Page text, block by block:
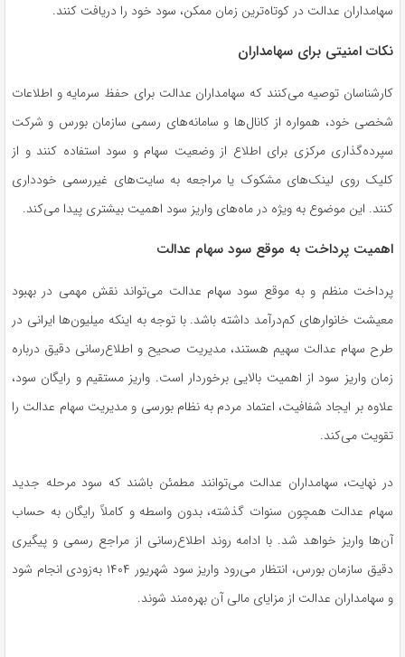
سهامداران عدالت در کوتاه‌ترین زمان ممکن، سود خود را دریافت کنند.
نکات امنیتی برای سهامداران
کارشناسان توصیه می‌کنند که سهامداران عدالت برای حفظ سرمایه و اطلاعات
شخصی خود، همواره از کانال‌ها و سامانه‌های رسمی سازمان بورس و شرکت
سپرده‌گذاری مرکزی برای اطلاع از وضعیت سهام و سود استفاده کنند و از
کلیک روی لینک‌های مشکوک یا مراجعه به سایت‌های غیررسمی خودداری
کنند. این موضوع به ویژه در ماه‌های واریز سود اهمیت بیشتری پیدا می‌کند.
اهمیت پرداخت به موقع سود سهام عدالت
پرداخت منظم و به موقع سود سهام عدالت می‌تواند نقش مهمی در بهبود
معیشت خانوارهای کم‌درآمد داشته باشد. با توجه به اینکه میلیون‌ها ایرانی در
طرح سهام عدالت سهیم هستند، مدیریت صحیح و اطلاع‌رسانی دقیق درباره
زمان واریز سود از اهمیت بالایی برخوردار است. واریز مستقیم و رایگان سود،
علاوه بر ایجاد شفافیت، اعتماد مردم به نظام بورسی و مدیریت سهام عدالت را
تقویت می‌کند.
در نهایت، سهامداران عدالت می‌توانند مطمئن باشند که سود مرحله جدید
سهام عدالت همچون سنوات گذشته، بدون واسطه و کاملاً رایگان به حساب
آن‌ها واریز خواهد شد. با ادامه روند اطلاع‌رسانی از مراجع رسمی و پیگیری
دقیق سازمان بورس، انتظار می‌رود واریز سود شهریور ۱۴۰۴ به‌زودی انجام شود
و سهامداران عدالت از مزایای مالی آن بهره‌مند شوند.